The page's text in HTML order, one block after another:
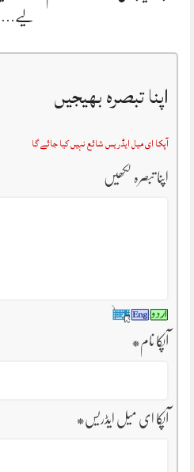
لیے…
اپنا تبصرہ بھیجیں
آپکا ای میل ایڈریس شائع نہیں کیا جائے گا
اپنا تبصرہ لکھیں
آپکا نام*
آپکا ای میل ایڈریس*